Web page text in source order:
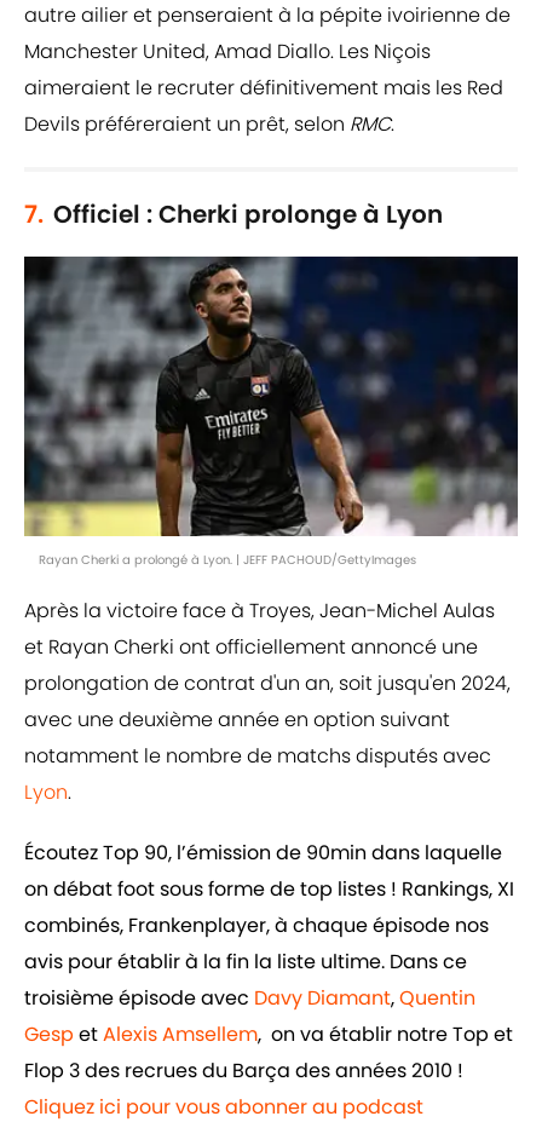
autre ailier et penseraient à la pépite ivoirienne de
Manchester United, Amad Diallo. Les Niçois
aimeraient le recruter définitivement mais les Red
Devils préféreraient un prêt, selon RMC.
7. Officiel : Cherki prolonge à Lyon
Rayan Cherki a prolongé à Lyon. | JEFF PACHOUD/GettyImages
Après la victoire face à Troyes, Jean-Michel Aulas
et Rayan Cherki ont officiellement annoncé une
prolongation de contrat d'un an, soit jusqu'en 2024,
avec une deuxième année en option suivant
notamment le nombre de matchs disputés avec
Lyon.
Écoutez Top 90, l’émission de 90min dans laquelle
on débat foot sous forme de top listes ! Rankings, XI
combinés, Frankenplayer, à chaque épisode nos
avis pour établir à la fin la liste ultime. Dans ce
troisième épisode avec Davy Diamant,Quentin
Gesp etAlexis Amsellem, on va établir notre Top et
Flop 3 des recrues du Barça des années 2010 !
Cliquez ici pour vous abonner au podcast